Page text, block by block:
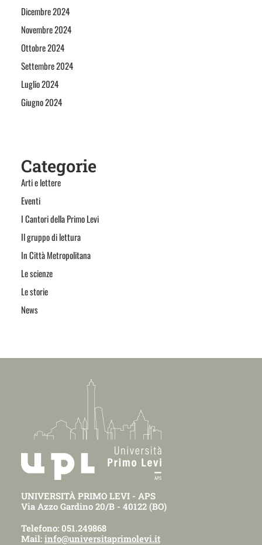
Dicembre 2024
Novembre 2024
Ottobre 2024
Settembre 2024
Luglio 2024
Giugno 2024
Categorie
Arti e lettere
Eventi
I Cantori della Primo Levi
Il gruppo di lettura
In Città Metropolitana
Le scienze
Le storie
News
UNIVERSITÀ PRIMO LEVI - APS
Via Azzo Gardino 20/B - 40122 (BO)
Telefono: 051.249868
Mail: info@universitaprimolevi.it